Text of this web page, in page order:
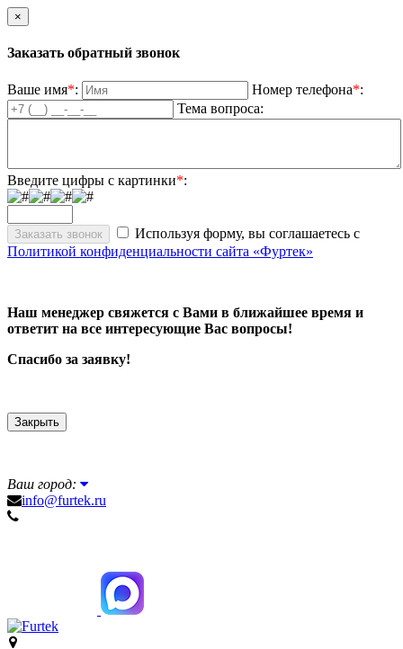
×
Заказать обратный звонок
Ваше имя*: Номер телефона*:
Тема вопроса:
Введите цифры с картинки*:
Используя форму, вы соглашаетесь с
Политикой конфиденциальности сайта «Фуртек»
Наш менеджер свяжется с Вами в ближайшее время и
ответит на все интересующие Вас вопросы!
Спасибо за заявку!
Закрыть
Ваш город:
info@furtek.ru